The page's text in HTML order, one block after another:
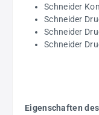
Schneider
Schneider
Schneider
Schneider
Eigenschaften